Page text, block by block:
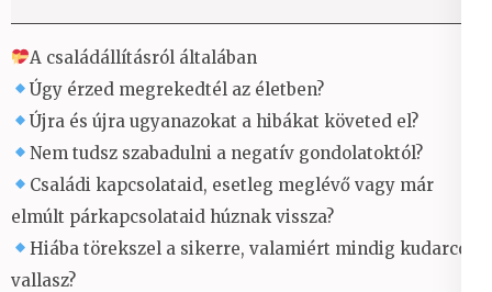
A családállításról általában
Úgy érzed megrekedtél az életben?
Újra és újra ugyanazokat a hibákat követed el?
Nem tudsz szabadulni a negatív gondolatoktól?
Családi kapcsolataid, esetleg meglévő vagy már
elmúlt párkapcsolataid húznak vissza?
Hiába törekszel a sikerre, valamiért mindig kudarcot
vallasz?